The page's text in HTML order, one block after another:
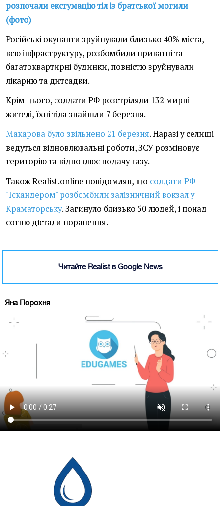
розпочали ексгумацію тіл із братської могили
(фото)
Російські окупанти зруйнували близько 40% міста,
всю інфраструктуру, розбомбили приватні та
багатоквартирні будинки, повністю зруйнували
лікарню та дитсадки.
Крім цього, солдати РФ розстріляли 132 мирні
жителі, їхні тіла знайшли 7 березня.
Макарова було звільнено 21 березня. Наразі у селищі
ведуться відновлювальні роботи, ЗСУ розміновує
територію та відновлює подачу газу.
Також Realist.online повідомляв, що солдати РФ
"Іскандером" розбомбили залізничний вокзал у
Краматорську. Загинуло близько 50 людей, і понад
сотню дістали поранення.
Читайте Realist в Google News
Яна Порохня